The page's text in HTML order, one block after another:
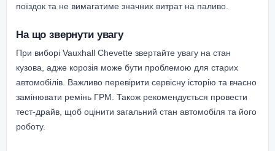
поїздок та не вимагатиме значних витрат на паливо.
На що звернути увагу
При виборі Vauxhall Chevette звертайте увагу на стан
кузова, адже корозія може бути проблемою для старих
автомобілів. Важливо перевірити сервісну історію та вчасно
замінювати ремінь ГРМ. Також рекомендується провести
тест-драйв, щоб оцінити загальний стан автомобіля та його
роботу.